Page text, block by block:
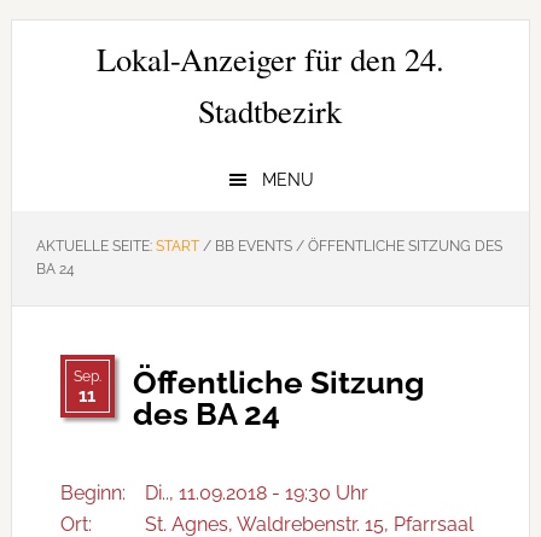
Zur
Hauptnavigation
Zum
Zur
SeitenspalteLokal-Anzeiger für den 24.
Stadtbezirk
MENU
AKTUELLE SEITE: START /BB EVENTS /ÖFFENTLICHE SITZUNG DES
BA 24
Sep.
11
Öffentliche Sitzung
des BA 24
Beginn:
Di.., 11.09.2018 - 19:30 Uhr
Ort:
St. Agnes, Waldrebenstr. 15, Pfarrsaal